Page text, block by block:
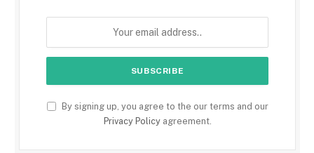
By signing up, you agree to the our terms and our
Privacy Policyagreement.